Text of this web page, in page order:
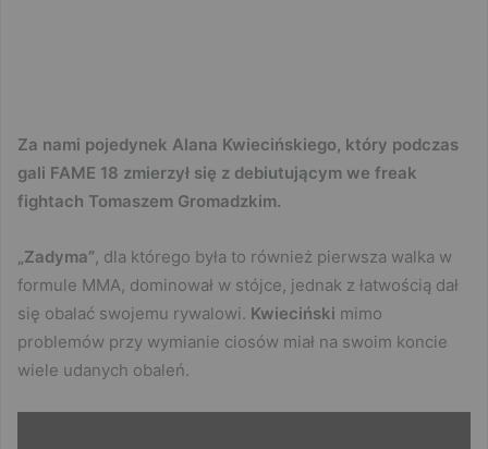
Za nami pojedynek Alana Kwiecińskiego, który podczas
gali FAME 18 zmierzył się z debiutującym we freak
fightach Tomaszem Gromadzkim.
„Zadyma”, dla którego była to również pierwsza walka w
formule MMA, dominował w stójce, jednak z łatwością dał
się obalać swojemu rywalowi. Kwieciński mimo
problemów przy wymianie ciosów miał na swoim koncie
wiele udanych obaleń.